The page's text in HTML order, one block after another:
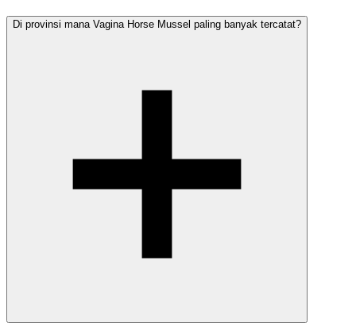
Di provinsi mana Vagina Horse Mussel paling banyak tercatat?